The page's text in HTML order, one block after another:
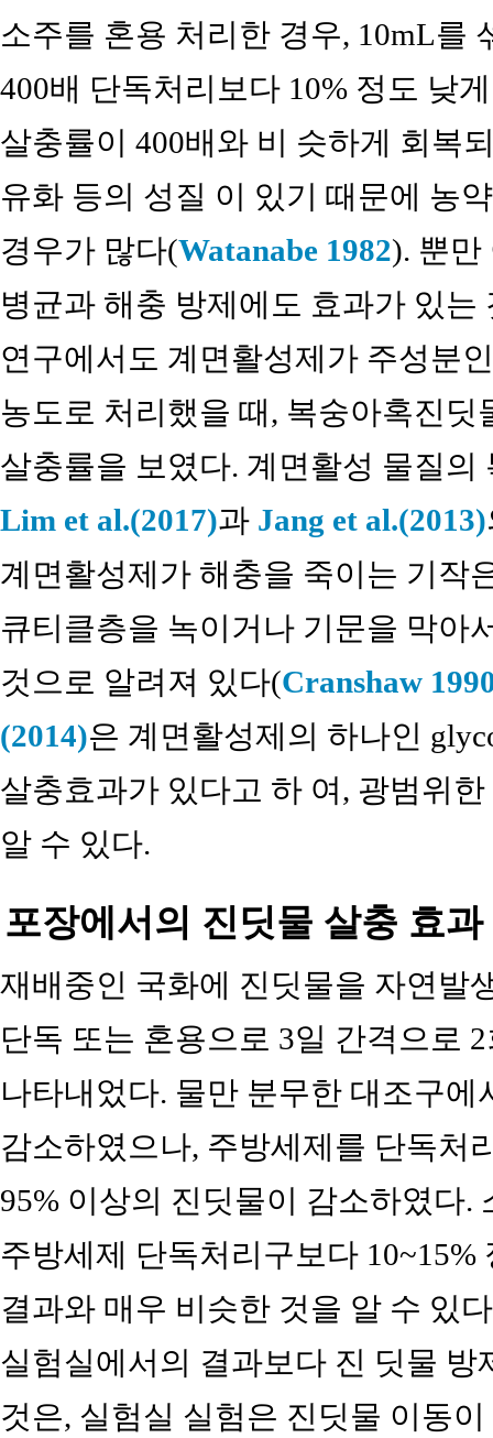
소주를 혼용 처리한 경우, 10mL를
400배 단독처리보다 10% 정도 낮
살충률이 400배와 비 슷하게 회복
유화 등의 성질 이 있기 때문에 농
경우가 많다(Watanabe 1982). 뿐만
병균과 해충 방제에도 효과가 있는
연구에서도 계면활성제가 주성분
농도로 처리했을 때, 복숭아혹진
살충률을 보였다. 계면활성 물질
Lim et al.(2017)과 Jang et al.(2013)
계면활성제가 해충을 죽이는 기작
큐티클층을 녹이거나 기문을 막아
것으로 알려져 있다(Cranshaw
(2014)은 계면활성제의 하나인
살충효과가 있다고 하 여, 광범위
알 수 있다.
포장에서의 진딧물 살충 효과
재배중인 국화에 진딧물을 자연발
단독 또는 혼용으로 3일 간격으로
나타내었다. 물만 분무한 대조구에
감소하였으나, 주방세제를 단독처
95% 이상의 진딧물이 감소하였다.
주방세제 단독처리구보다
결과와 매우 비슷한 것을 알 수 있
실험실에서의 결과보다 진 딧물 방
것은, 실험실 실험은 진딧물 이동